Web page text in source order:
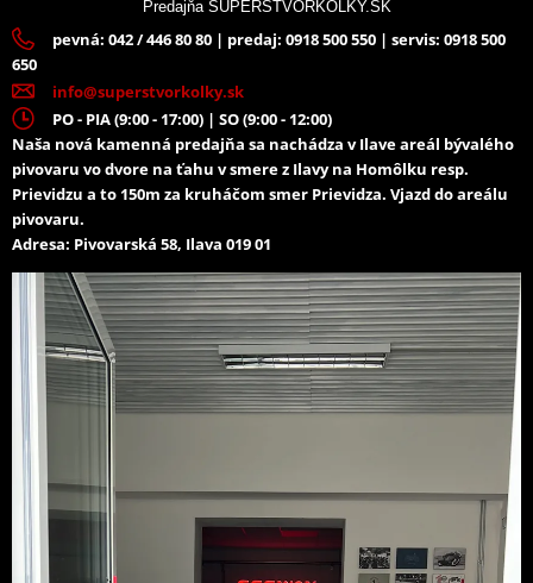
Predajňa SUPERŠTVORKOLKY.SK
pevná: 042 / 446 80 80 | predaj: 0918 500 550 | servis: 0918 500
650
info@superstvorkolky.sk
PO - PIA (9:00 - 17:00) | SO (9:00 - 12:00)
Naša nová kamenná predajňa sa nachádza v Ilave areál bývalého
pivovaru vo dvore na ťahu v smere z Ilavy na Homôlku resp.
Prievidzu a to 150m za kruháčom smer Prievidza. Vjazd do areálu
pivovaru.
Adresa: Pivovarská 58, Ilava 019 01